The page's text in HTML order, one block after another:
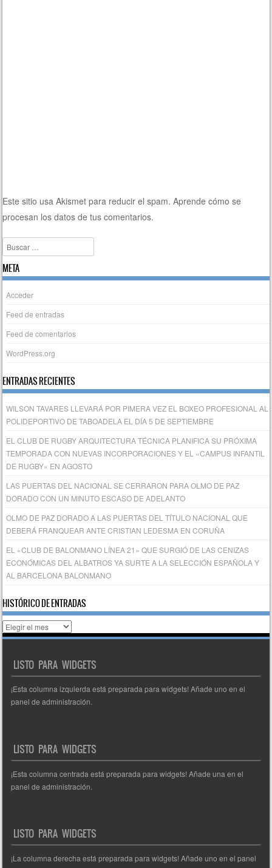
Este sitio usa Akismet para reducir el spam.Aprende cómo se
procesan los datos de tus comentarios.
Buscar
META
Acceder
Feed de entradas
Feed de comentarios
WordPress.org
ENTRADAS RECIENTES
WILSON TAVARES LLEVARÁ POR PIMERA VEZ EL BOXEO PROFESIONAL AL
POLIDEPORTIVO DE TABOADELA EL DÍA 5 DE SEPTIEMBRE
EL CLUB DE RUGBY ARQUITECTURA TÉCNICA PLANIFICA SU PRÓXIMA
TEMPORADA CON NUEVAS INCORPORACIONES Y EL «CAMPUS INFANTIL
DE RUGBY» EN AGOSTO
LAS PUERTAS DEL NACIONAL SE CERRARON PARA OLMO DE PAZ
DORADO CON UN MINUTO ESCASO DE ADELANTO
OLMO DE PAZ DORADO A LAS PUERTAS DEL TÍTULO NACIONAL QUE
DEBERÁ FRANQUEAR ANTE CRISTIAN LEDESMA EN CORUÑA
EL «CLUB DE BALONMANO LÍNEA 21» QUE SURGIÓ DE LAS CENIZAS
ECONÓMICAS DEL ALBATROS YA SURTE A LA SELECCIÓN ESPAÑOLA Y
AL BARCELONA BALONMANO
HISTÓRICO DE ENTRADAS
Histórico
de
LISTO PARA WIDGETS
¡Esta columna izquierda está preparada para widgets! Añade uno en el
panel de administración.
LISTO PARA WIDGETS
¡Esta columna centrada está preparada para widgets! Añade una en el
panel de administración.
LISTO PARA WIDGETS
¡La columna derecha está preparada para widgets! Añade uno en el panel